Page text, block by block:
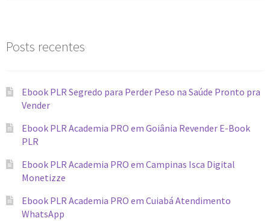
Posts recentes
Ebook PLR Segredo para Perder Peso na Saúde Pronto pra
Vender
Ebook PLR Academia PRO em Goiânia Revender E-Book
PLR
Ebook PLR Academia PRO em Campinas Isca Digital
Monetizze
Ebook PLR Academia PRO em Cuiabá Atendimento
WhatsApp